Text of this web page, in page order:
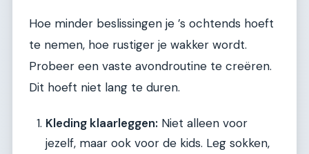
Hoe minder beslissingen je ’s ochtends hoeft
te nemen, hoe rustiger je wakker wordt.
Probeer een vaste avondroutine te creëren.
Dit hoeft niet lang te duren.
Kleding klaarleggen: Niet alleen voor
jezelf, maar ook voor de kids. Leg sokken,